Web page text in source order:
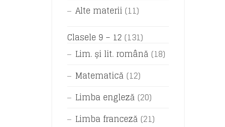
Alte materii (11)
Clasele 9 – 12 (131)
Lim. și lit. română (18)
Matematică (12)
Limba engleză (20)
Limba franceză (21)